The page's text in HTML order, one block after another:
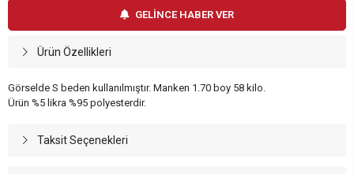
GELİNCE HABER VER
Ürün Özellikleri
Görselde S beden kullanılmıştır. Manken 1.70 boy 58 kilo.
Ürün %5 likra %95 polyesterdir.
Taksit Seçenekleri